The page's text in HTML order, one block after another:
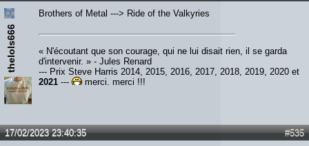
thelols666
Brothers of Metal ---> Ride of the Valkyries
« N'écoutant que son courage, qui ne lui disait rien, il se garda
d'intervenir. » - Jules Renard
--- Prix Steve Harris 2014, 2015, 2016, 2017, 2018, 2019, 2020 et
2021 --- merci, merci !!!
#535
17/02/2023 23:40:35